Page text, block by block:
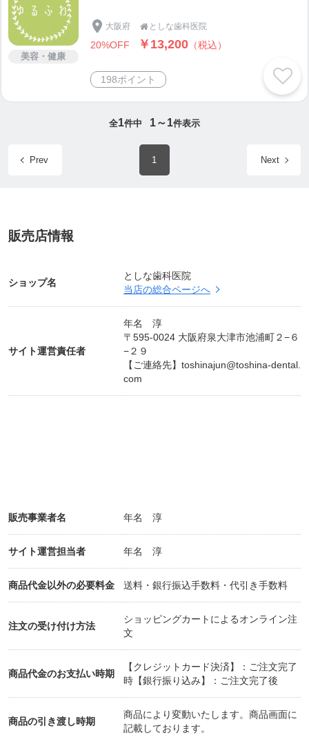
美容・健康
大阪府  としな歯科医院
20%OFF ￥13,200 （税込）
198ポイント
全1件中 1～1件表示
Prev 1 Next
販売店情報
ショップ名
としな歯科医院
当店の総合ページへ
サイト運営責任者
年名 淳
〒595-0024 大阪府泉大津市池浦町２−６
−２９
【ご連絡先】 toshinajun@toshina-dental.
com
販売事業者名 年名 淳
サイト運営担当者 年名 淳
商品代金以外の必要料金 送料・銀行振込手数料・代引き手数料
注文の受け付け方法
ショッピングカートによるオンライン注
文
商品代金のお支払い時期
【クレジットカード決済】：ご注文完了
時【銀行振り込み】：ご注文完了後
商品の引き渡し時期
商品により変動いたします。商品画面に
記載しております。